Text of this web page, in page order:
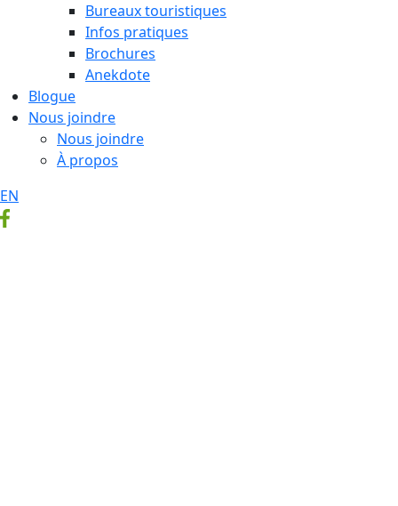
Bureaux touristiques
Infos pratiques
Brochures
Anekdote
Blogue
Nous joindre
Nous joindre
À propos
EN